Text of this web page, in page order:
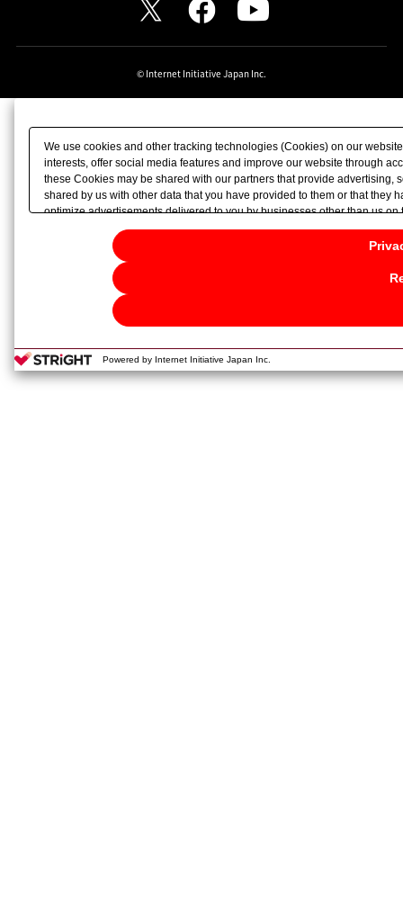
© Internet Initiative Japan Inc.
We use cookies and other tracking technologies (Cookies) on our
interests, offer social media features and improve our website through
these Cookies may be shared with our partners that provide
shared by us with other data that you have provided to them or that they
optimize advertisements delivered to you by businesses other than us
Necessary Cookies, please click "Reject All". If you want to continue
each purpose, please click
. You can change your
or the website footer.
Powered by Internet Initiative Japan Inc.